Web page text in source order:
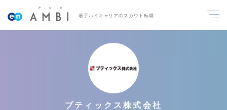
若手ハイキャリアのスカウト転職
ブティックス株式会社